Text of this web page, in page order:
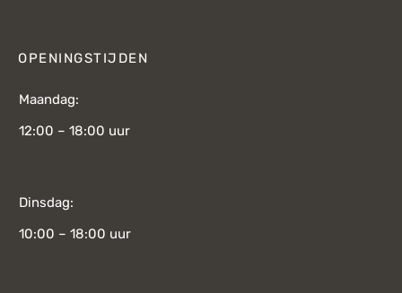
OPENINGSTIJDEN
Maandag:
12:00 – 18:00 uur
Dinsdag:
10:00 – 18:00 uur